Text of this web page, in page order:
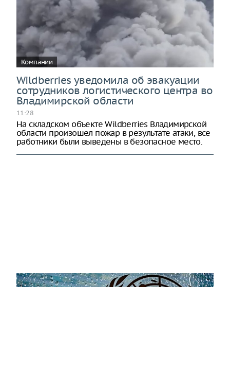
Компании
Wildberries уведомила об эвакуации
сотрудников логистического центра во
Владимирской области
11:28
На складском объекте Wildberries Владимирской
области произошел пожар в результате атаки, все
работники были выведены в безопасное место.